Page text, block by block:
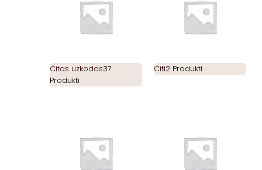
Citas uzkodas37
Produkti
Citi2 Produkti